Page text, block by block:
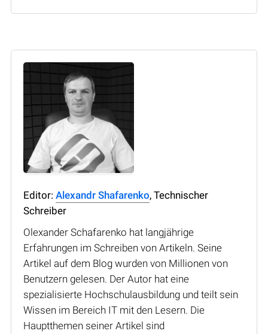
Editor: Alexandr Shafarenko, Technischer
Schreiber
Olexander Schafarenko hat langjährige
Erfahrungen im Schreiben von Artikeln. Seine
Artikel auf dem Blog wurden von Millionen von
Benutzern gelesen. Der Autor hat eine
spezialisierte Hochschulausbildung und teilt sein
Wissen im Bereich IT mit den Lesern. Die
Hauptthemen seiner Artikel sind